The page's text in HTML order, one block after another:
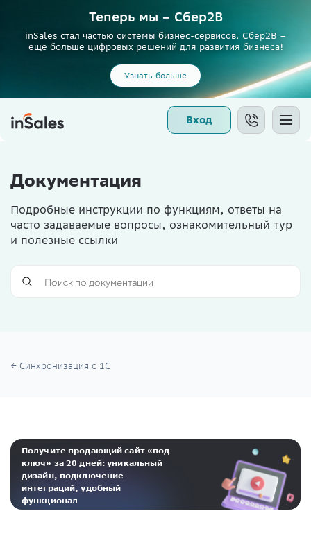
Теперь мы – Сбер2B
inSales стал частью системы бизнес-сервисов. Сбер2В –
еще больше цифровых решений для развития бизнеса!
Узнать больше
Вход
Документация
Подробные инструкции по функциям, ответы на
часто задаваемые вопросы, ознакомительный тур
и полезные ссылки
Синхронизация с 1С
Получите продающий сайт «под
ключ» за 20 дней: уникальный
дизайн, подключение
интеграций, удобный
функционал